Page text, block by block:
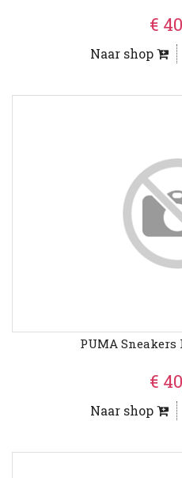
€
Naar shop
PUMA Sneakers
€
Naar shop